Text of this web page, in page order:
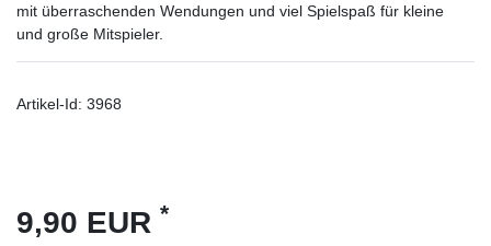
mit überraschenden Wendungen und viel Spielspaß für kleine
und große Mitspieler.
Artikel-Id: 3968
9,90 EUR *